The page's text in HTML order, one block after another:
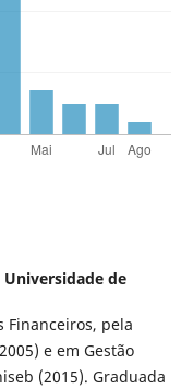
Universidade de
Financeiros, pela
e em Gestão
(2015). Graduada